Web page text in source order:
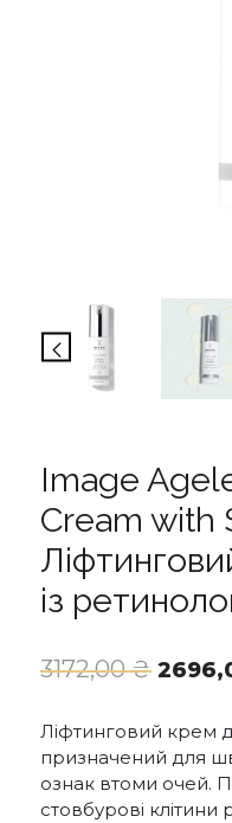
Image
Cream with
із
3172,00₴
Ліфтинговий крем
призначений для
ознак втоми очей.
стовбурові